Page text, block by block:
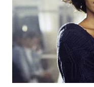
WN
KARAWANG
WN
BEKASI